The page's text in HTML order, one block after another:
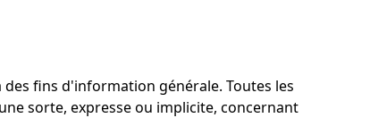
fins d'information générale. Toutes les
sorte, expresse ou implicite, concernant